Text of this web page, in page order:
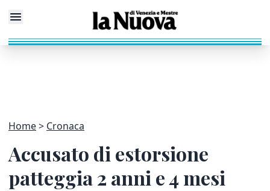
Home Cronaca
Accusato di estorsione
patteggia 2 anni e 4 mesi